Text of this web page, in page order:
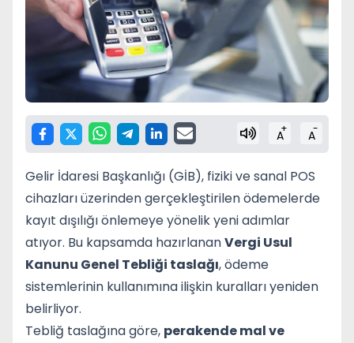
A+ A-
Gelir İdaresi Başkanlığı (GİB), fiziki ve sanal POS
cihazları üzerinden gerçekleştirilen ödemelerde
kayıt dışılığı önlemeye yönelik yeni adımlar
atıyor. Bu kapsamda hazırlananVergi Usul
Kanunu Genel Tebliği taslağı, ödeme
sistemlerinin kullanımına ilişkin kuralları yeniden
belirliyor.
Tebliğ taslağına göre, perakende mal ve